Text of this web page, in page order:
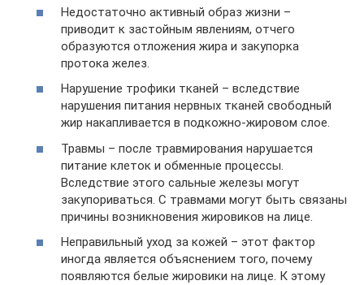
Недостаточно активный образ жизни –
приводит к застойным явлениям, отчего
образуются отложения жира и закупорка
протока желез.
Нарушение трофики тканей – вследствие
нарушения питания нервных тканей свободный
жир накапливается в подкожно-жировом слое.
Травмы – после травмирования нарушается
питание клеток и обменные процессы.
Вследствие этого сальные железы могут
закупориваться. С травмами могут быть связаны
причины возникновения жировиков на лице.
Неправильный уход за кожей – этот фактор
иногда является объяснением того, почему
появляются белые жировики на лице. К этому